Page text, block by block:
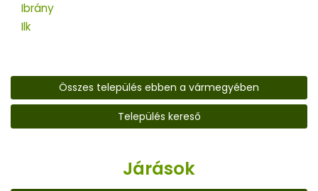
Ibrány
Ilk
Összes település ebben a vármegyében
Település kereső
Járások